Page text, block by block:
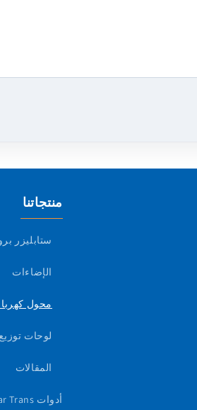
منتجاتنا
ستابليزر
الإضاءات
محول
لوحات
المقالات
أدوات Star Trans الذكية